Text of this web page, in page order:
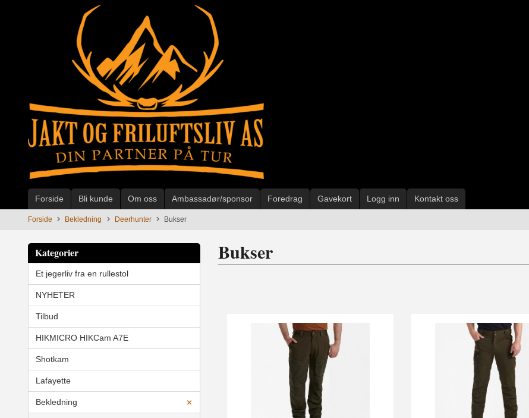
Forside Bli kunde Om oss Ambassadør/sponsor Foredrag Gavekort Logg inn Kontakt oss
Forside Bekledning Deerhunter Bukser
Kategorier
Et jegerliv fra en rullestol
NYHETER
Tilbud
HIKMICRO HIKCam A7E
Shotkam
Lafayette
Bekledning
Bukser